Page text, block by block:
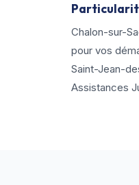
Chalon-sur-
pour vos
Saint-Jean-
Assistances